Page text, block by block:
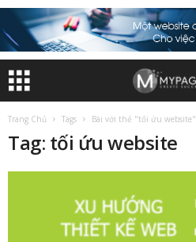
Trang Chủ Tags Bài với thẻ "tối ứu website"
Tag: tối ứu website